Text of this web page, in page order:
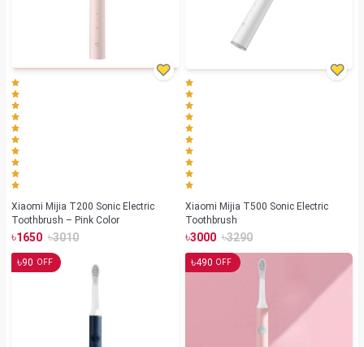
Xiaomi Mijia T200 Sonic Electric
Toothbrush – Pink Color
৳1650 ৳3010
Xiaomi Mijia T500 Sonic Electric
Toothbrush
৳3000 ৳3290
৳90 OFF ৳490 OFF